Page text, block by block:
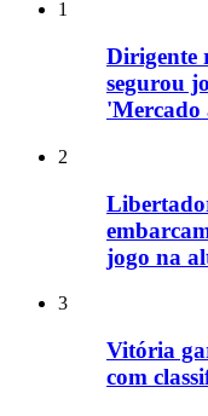
1
Dirigente
segurou
'Mercado
2
jogo na
3
Vitória
com